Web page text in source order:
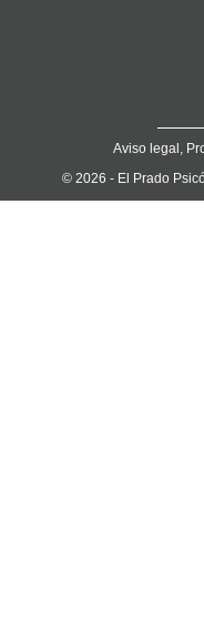
Aviso legal,
© 2026 - El Prado